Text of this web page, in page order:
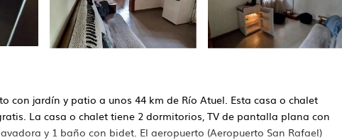
con jardín y patio a unos 44 km de Río Atuel. Esta casa o chalet
La casa o chalet tiene 2 dormitorios, TV de pantalla plana con
y 1 baño con bidet. El aeropuerto (Aeropuerto San Rafael)